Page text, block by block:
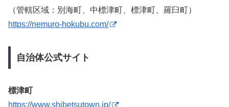
（管轄区域：別海町、中標津町、標津町、羅臼町）
https://nemuro-hokubu.com/
自治体公式サイト
標津町
https://www.shibetsutown.jp/